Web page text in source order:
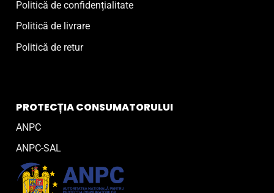
Politică de confidențialitate
Politică de livrare
Politică de retur
PROTECȚIA CONSUMATORULUI
ANPC
ANPC-SAL